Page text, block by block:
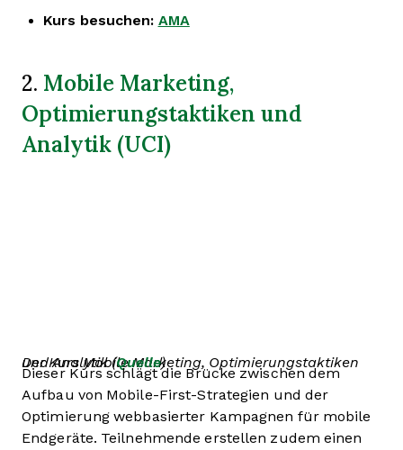
Kurs besuchen: AMA
2. Mobile Marketing,
Optimierungstaktiken und
Analytik (UCI)
Der Kurs Mobile Marketing, Optimierungstaktiken und Analytik (Quelle)
Dieser Kurs schlägt die Brücke zwischen dem
Aufbau von Mobile-First-Strategien und der
Optimierung webbasierter Kampagnen für mobile
Endgeräte. Teilnehmende erstellen zudem einen